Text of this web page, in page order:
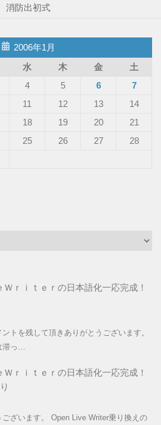
消防出初式
2006年1月
水 木 金
土
4 5 6
7
11 12 13
14
18 19 20
21
25 26 27
28
Ｗｒｉｔｅｒの日本語化一応完成！
トを残して頂きありがとうございます。
滞っ…
Ｗｒｉｔｅｒの日本語化一応完成！
ざいます。 Open Live Writer乗り換えの